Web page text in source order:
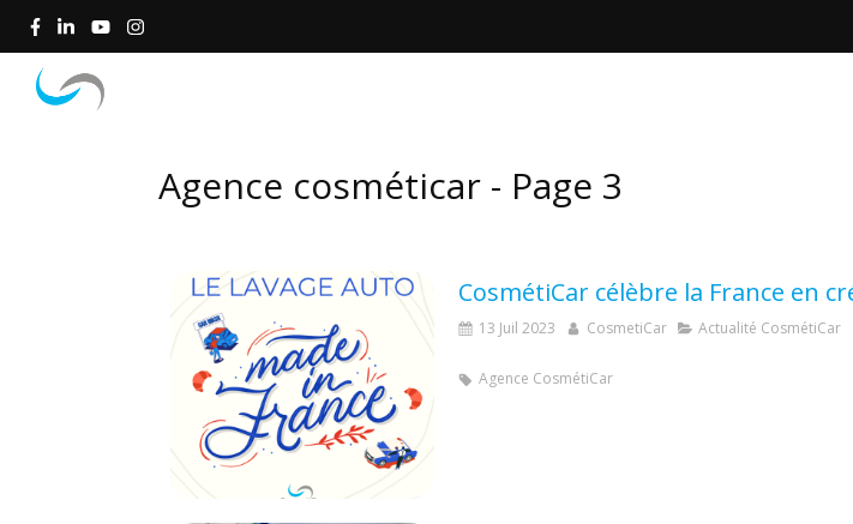
Agence cosméticar - Page 3
13 Juil 2023 CosmetiCar Actualité CosmétiCar
Agence CosmétiCar